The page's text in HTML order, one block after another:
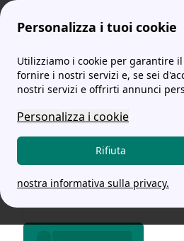
Personalizza i tuoi cookie
Utilizziamo i cookie per garantire
fornire i nostri servizi e, se sei
nostri servizi e offrirti annunci
Personalizza i cookie
Rifiuta
nostra informativa sulla privacy.
tariffe-energia.it NeN Offerte: